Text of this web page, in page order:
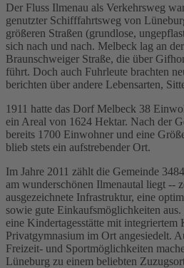
Der Fluss Ilmenau als Verkehrsweg
genutzter Schifffahrtsweg von
größeren Straßen (grundlose,
sich nach und nach. Melbeck lag an
Braunschweiger Straße, die über
führt. Doch auch Fuhrleute brachten
berichten über andere Lebensarten,
1911 hatte das Dorf Melbeck 38
ein Areal von 1624 Hektar. Nach der
bereits 1700 Einwohner und eine
blieb stets ein aufstrebender Ort.
Im Jahre 2011 zählt die Gemeinde
am wunderschönen Ilmenautal liegt --
ausgezeichnete Infrastruktur, eine
sowie gute Einkaufsmöglichkeiten
eine Kindertagesstätte mit integriertem
Privatgymnasium im Ort angesiedelt.
Freizeit- und Sportmöglichkeiten
Lüneburg zu einem beliebten